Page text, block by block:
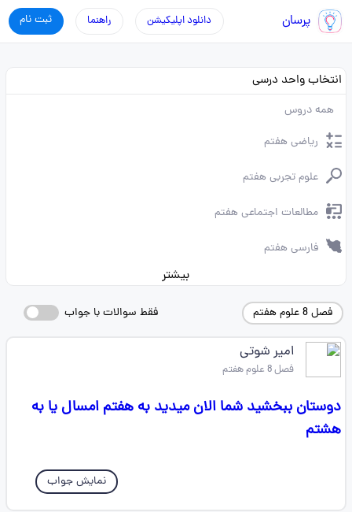
پرسان ثبت نام راهنما دانلود اپلیکیشن
انتخاب واحد درسی
همه دروس
ریاضی هفتم
علوم تجربی هفتم
مطالعات اجتماعی هفتم
فارسی هفتم
بیشتر
فصل 8 علوم هفتم فقط سوالات با جواب
امیر شوتی
فصل 8 علوم هفتم
دوستان ببخشید شما الان میدید به هفتم امسال یا به
هشتم
نمایش جواب